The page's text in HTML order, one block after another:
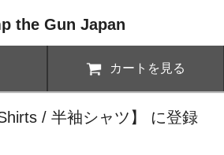
the Gun Japan
カートを見る
/ 半袖シャツ】 に登録